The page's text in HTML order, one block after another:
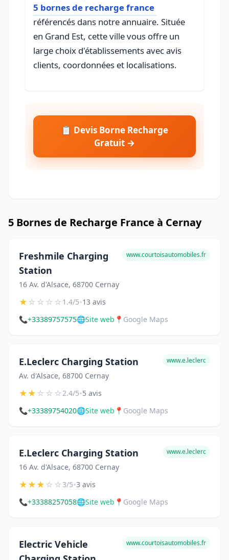
5 bornes de recharge france
référencés dans notre annuaire. Située
en Grand Est, cette ville vous offre un
large choix d'établissements avec avis
clients, coordonnées et localisations.
📋 Devis Borne Recharge
Gratuit →
5 Bornes de Recharge France à Cernay
Freshmile Charging
Station
16 Av. d'Alsace, 68700 Cernay
www.courtoisautomobiles.fr
★☆☆☆☆1.4/5•13 avis
📞+33389757575🌐Site web 📍 Google Maps
E.Leclerc Charging Station
Av. d'Alsace, 68700 Cernay
www.e.leclerc
★★☆☆☆2.4/5•5 avis
📞+33389754020🌐Site web 📍 Google Maps
E.Leclerc Charging Station
16 Av. d'Alsace, 68700 Cernay
www.e.leclerc
★★★☆☆3/5•3 avis
📞+33388257058🌐Site web 📍 Google Maps
Electric Vehicle
www.courtoisautomobiles.fr